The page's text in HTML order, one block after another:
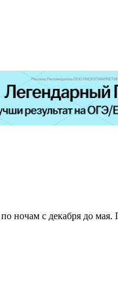
ночам с декабря до